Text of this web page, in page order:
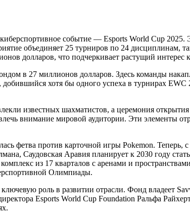
событие — Esports World Cup
объединяет 25 турниров по 24 дисциплинам,
долларов, что подчеркивает растущий интерес
в 27 миллионов долларов. Здесь команды
хотя бы одного успеха в турнирах
известных шахматистов, а церемония
внимание мировой аудитории. Эти элементы
фетва против карточной игры Pokemon. Теперь,
Саудовская Аравия планирует к 2030 году
из 17 кварталов с аренами и
Олимпиады.
роль в развитии отрасли. Фонд владеет
Esports World Cup Foundation Ральфа